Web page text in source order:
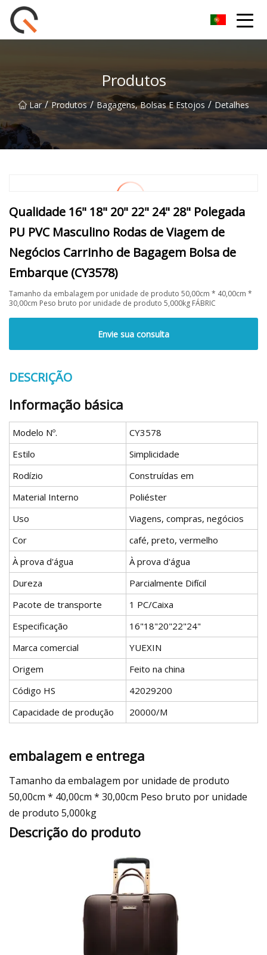
Produtos
Lar / Produtos / Bagagens, Bolsas E Estojos / Detalhes
Qualidade 16" 18" 20" 22" 24" 28" Polegada
PU PVC Masculino Rodas de Viagem de
Negócios Carrinho de Bagagem Bolsa de
Embarque (CY3578)
Tamanho da embalagem por unidade de produto 50,00cm * 40,00cm *
30,00cm Peso bruto por unidade de produto 5,000kg FÁBRIC
Envie sua consulta
DESCRIÇÃO
Informação básica
Modelo Nº.
CY3578
Estilo
Simplicidade
Rodízio
Construídas em
Material Interno
Poliéster
Uso
Viagens, compras, negócios
Cor
café, preto, vermelho
À prova d'água
À prova d'água
Dureza
Parcialmente Difícil
Pacote de transporte
1 PC/Caixa
Especificação
16"18"20"22"24"
Marca comercial
YUEXIN
Origem
Feito na china
Código HS
42029200
Capacidade de produção
20000/M
embalagem e entrega
Tamanho da embalagem por unidade de produto
50,00cm * 40,00cm * 30,00cm Peso bruto por unidade
de produto 5,000kg
Descrição do produto